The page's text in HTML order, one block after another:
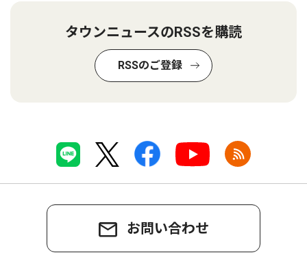
タウンニュースのRSSを購読
RSSのご登録
お問い合わせ